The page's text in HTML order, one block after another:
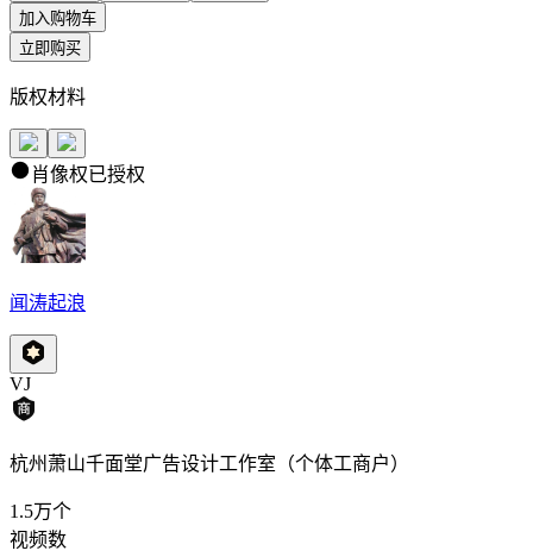
加入购物车
立即购买
版权材料
肖像权已授权
闻涛起浪
VJ
杭州萧山千面堂广告设计工作室（个体工商户）
1.5万个
视频数